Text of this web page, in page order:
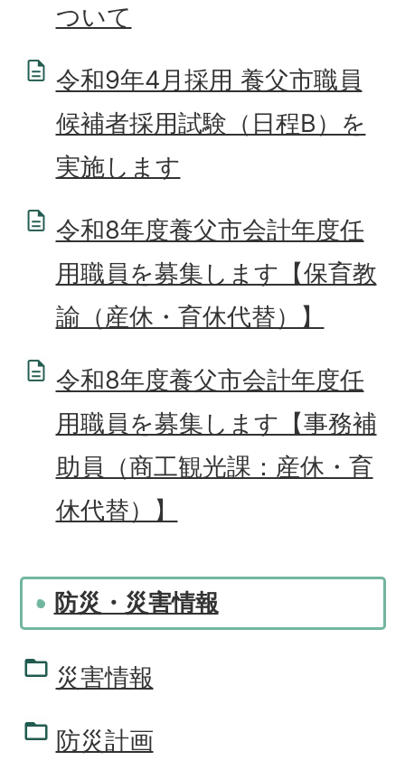
ついて
令和9年4月採用 養父市職員
候補者採用試験（日程B）を
実施します
令和8年度養父市会計年度任
用職員を募集します【保育教
諭（産休・育休代替）】
令和8年度養父市会計年度任
用職員を募集します【事務補
助員（商工観光課：産休・育
休代替）】
防災・災害情報
災害情報
防災計画